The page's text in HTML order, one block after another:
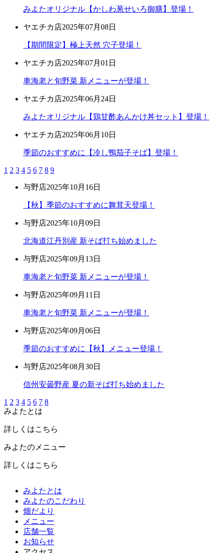
みよたオリジナル【かしわ葱せいろ御膳】登場！
ヤエチカ店2025年07月08日
【期間限定】極上天然 穴子登場！
ヤエチカ店2025年07月01日
車海老と旬野菜 新メニューが登場！
ヤエチカ店2025年06月24日
みよたオリジナル【鶏甘酢あんかけ丼セット】登場！
ヤエチカ店2025年06月10日
季節のおすすめに【冷し鴨茄子そば】登場！
1 2 3 4 5 6 7 8 9
与野店2025年10月16日
【秋】季節のおすすめに舞茸天登場！
与野店2025年10月09日
北海道江丹別産 新そば打ち始めました
与野店2025年09月13日
車海老と旬野菜 新メニューが登場！
与野店2025年09月11日
車海老と旬野菜 新メニューが登場！
与野店2025年09月06日
季節のおすすめに【秋】メニュー登場！
与野店2025年08月30日
信州安曇野産 夏の新そば打ち始めました
1 2 3 4 5 6 7 8
みよたとは
詳しくはこちら
みよたのメニュー
詳しくはこちら
みよたとは
みよたのこだわり
畑だより
メニュー
店舗一覧
お知らせ